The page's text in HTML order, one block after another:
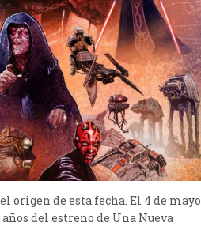
origen de esta fecha. El 4 de mayo
del estreno de Una Nueva